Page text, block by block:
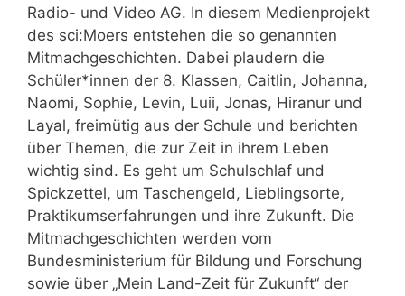
Radio- und Video AG. In diesem Medienprojekt
des sci:Moers entstehen die so genannten
Mitmachgeschichten. Dabei plaudern die
Schüler*innen der 8. Klassen, Caitlin, Johanna,
Naomi, Sophie, Levin, Luii, Jonas, Hiranur und
Layal, freimütig aus der Schule und berichten
über Themen, die zur Zeit in ihrem Leben
wichtig sind. Es geht um Schulschlaf und
Spickzettel, um Taschengeld, Lieblingsorte,
Praktikumserfahrungen und ihre Zukunft. Die
Mitmachgeschichten werden vom
Bundesministerium für Bildung und Forschung
sowie über „Mein Land-Zeit für Zukunft“ der